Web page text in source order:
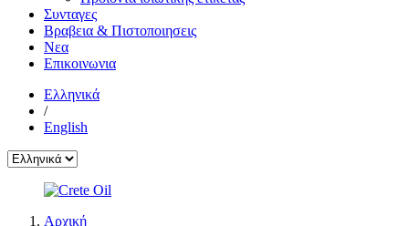
Συνταγες
Βραβεια & Πιστοποιησεις
Νεα
Επικοινωνια
Ελληνικά
/
English
Αρχική